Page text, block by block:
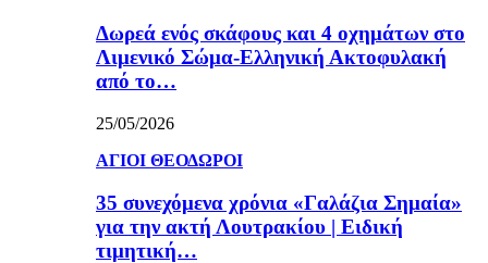
Δωρεά ενός σκάφους και 4 οχημάτων στο
Λιμενικό Σώμα-Ελληνική Ακτοφυλακή
από το…
25/05/2026
ΑΓΙΟΙ ΘΕΟΔΩΡΟΙ
35 συνεχόμενα χρόνια «Γαλάζια Σημαία»
για την ακτή Λουτρακίου | Ειδική
τιμητική…